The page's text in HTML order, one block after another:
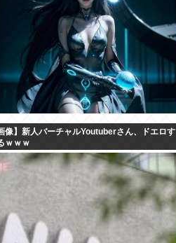
像】新人バーチャルYoutuberさん、ドエロす
ｗｗｗ